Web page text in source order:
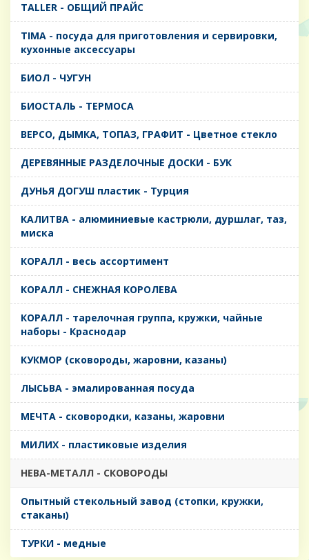
TALLER - ОБЩИЙ ПРАЙС
TIMA - посуда для приготовления и сервировки,
кухонные аксессуары
БИОЛ - ЧУГУН
БИОСТАЛЬ - ТЕРМОСА
ВЕРСО, ДЫМКА, ТОПАЗ, ГРАФИТ - Цветное стекло
ДЕРЕВЯННЫЕ РАЗДЕЛОЧНЫЕ ДОСКИ - БУК
ДУНЬЯ ДОГУШ пластик - Турция
КАЛИТВА - алюминиевые кастрюли, дуршлаг, таз,
миска
КОРАЛЛ - весь ассортимент
КОРАЛЛ - СНЕЖНАЯ КОРОЛЕВА
КОРАЛЛ - тарелочная группа, кружки, чайные
наборы - Краснодар
КУКМОР (сковороды, жаровни, казаны)
ЛЫСЬВА - эмалированная посуда
МЕЧТА - сковородки, казаны, жаровни
МИЛИХ - пластиковые изделия
НЕВА-МЕТАЛЛ - СКОВОРОДЫ
Опытный стекольный завод (стопки, кружки,
стаканы)
ТУРКИ - медные